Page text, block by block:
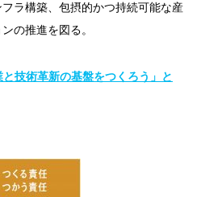
ラ構築、包摂的かつ持続可能な産
の推進を図る。
技術革新の基盤をつくろう」と